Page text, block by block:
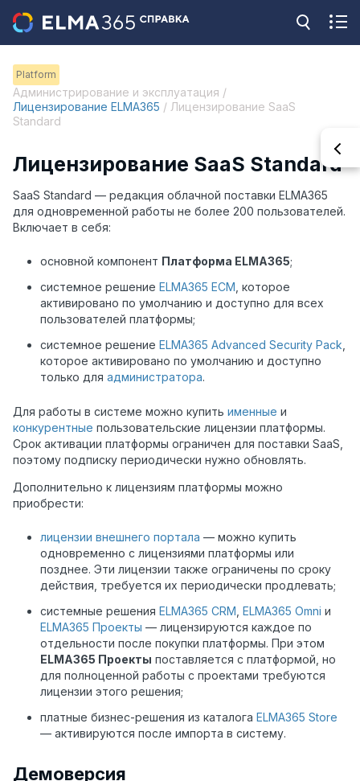
Platform
Администрирование и эксплуатация /
Лицензирование ELMA365 / Лицензирование SaaS
Standard
Лицензирование SaaS Standard
SaaS Standard — редакция облачной поставки ELMA365
для одновременной работы не более 200 пользователей.
Включает в себя:
основной компонент Платформа ELMA365;
системное решение ELMA365 ECM, которое
активировано по умолчанию и доступно для всех
пользователей платформы;
системное решение ELMA365 Advanced Security Pack,
которое активировано по умолчанию и доступно
только для администратора.
Для работы в системе можно купить именные и
конкурентные пользовательские лицензии платформы.
Срок активации платформы ограничен для поставки SaaS,
поэтому подписку периодически нужно обновлять.
Дополнительно к лицензиям платформы можно
приобрести:
лицензии внешнего портала — можно купить
одновременно с лицензиями платформы или
позднее. Эти лицензии также ограничены по сроку
действия, требуется их периодически продлевать;
системные решения ELMA365 CRM ELMA365 Omni и
ELMA365 Проекты — лицензируются каждое по
отдельности после покупки платформы. При этом
ELMA365 Проекты поставляется с платформой, но
для полноценной работы с проектами требуются
лицензии этого решения;
платные бизнес-решения из каталога ELMA365 Store
— активируются после импорта в систему.
Демоверсия